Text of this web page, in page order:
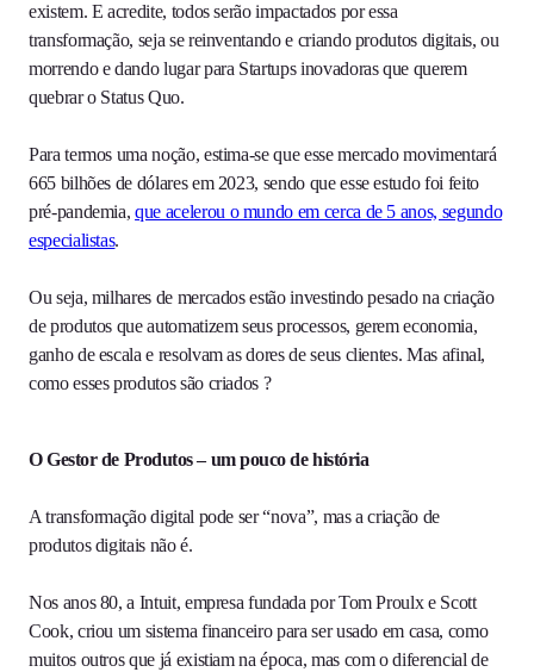
existem. E acredite, todos serão impactados por essa
transformação, seja se reinventando e criando produtos digitais, ou
morrendo e dando lugar para Startups inovadoras que querem
quebrar o Status Quo.
Para termos uma noção, estima-se que esse mercado movimentará
665 bilhões de dólares em 2023, sendo que esse estudo foi feito
pré-pandemia,que acelerou o mundo em cerca de 5 anos, segundo
especialistas.
Ou seja, milhares de mercados estão investindo pesado na criação
de produtos que automatizem seus processos, gerem economia,
ganho de escala e resolvam as dores de seus clientes. Mas afinal,
como esses produtos são criados ?
O Gestor de Produtos – um pouco de história
A transformação digital pode ser “nova”, mas a criação de
produtos digitais não é.
Nos anos 80, a Intuit, empresa fundada por Tom Proulx e Scott
Cook, criou um sistema financeiro para ser usado em casa, como
muitos outros que já existiam na época, mas com o diferencial de